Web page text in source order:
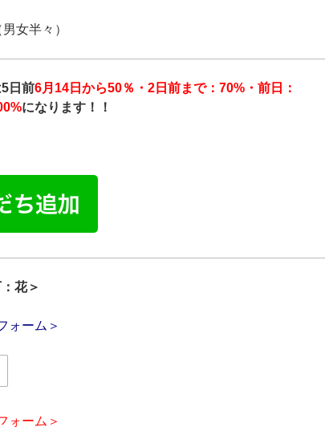
女半々）
日前6月14日から50％・2日前まで：70%・前日：
になります！！
花＞
ォーム＞
ォーム＞